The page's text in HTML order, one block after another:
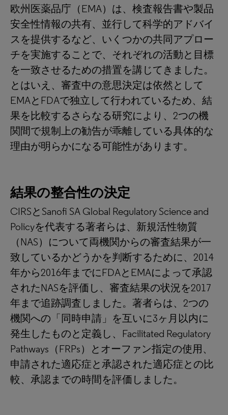
欧州医薬品庁（EMA）は、検査報告書や製品
安全性情報の共有、並行して科学的アドバイ
スを提供するなど、いくつかの共同アプロー
チを実施することで、それぞれの活動と目標
を一致させるための措置を講じてきました。
とはいえ、審査中の意思決定は依然として
EMAとFDAで独立して行われているため、結
果を比較するさらなる研究により、2つの機
関間で規制上の勧告が乖離している具体的な
理由が明らかになる可能性があります。
結果の整合性の決定
CIRSとSanofi SA Global Regulatory Science and
Policyを代表する著者らは、新規活性物質
（NAS）について両機関からの審査結果が一
致しているかどうかを判断するために、2014
年から2016年までにFDAとEMAによって承認
されたNASを評価し、審査結果の状況を2017
年まで追跡調査しました。著者らは、2つの
機関への「同時申請」を互いに3ヶ月以内に
発生したものと定義し、Facilitated Regulatory
Pathways（FRPs）とオーファン指定の使用、
申請された適応症と承認された適応症との比
較、承認までの時間を評価しました。